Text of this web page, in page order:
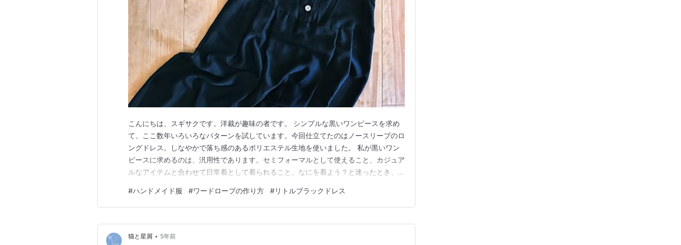
こんにちは、スギサクです。洋裁が趣味の者です。 シンプルな黒いワンピースを求め
て、ここ数年いろいろなパターンを試しています。今回仕立てたのはノースリーブのロ
ングドレス。しなやかで落ち感のあるポリエステル生地を使いました。 私が黒いワン
ピースに求めるのは、汎用性であります。セミフォーマルとして使えること、カジュア
ルなアイテムと合わせて日常着として着られること。なにを着よう？と迷ったとき、困
の一枚は、スギサクさんの希望を叶えることができたのでしょうか？自問自答したとこ
ろ、70点くらいかな。 手作りのリトルブラックドレス、…
#ハンドメイド服 #ワードローブの作り方 #リトルブラックドレス
猫と星屑 • 5年前